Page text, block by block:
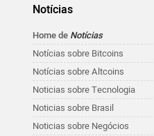
Notícias
Home de Notícias
Notícias sobre Bitcoins
Notícias sobre Altcoins
Noticias sobre Tecnologia
Noticias sobre Brasil
Noticias sobre Negócios